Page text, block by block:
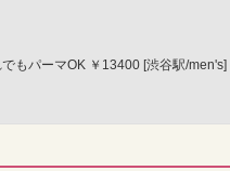
もパーマOK ￥13400 [渋谷駅/men's]